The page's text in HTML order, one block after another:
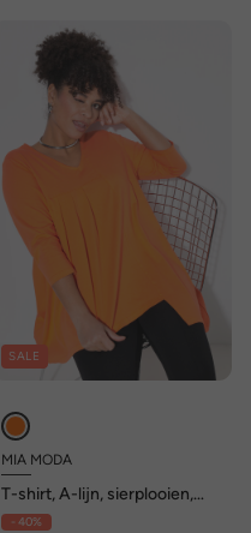
SALE
MIA MODA
T-shirt, A-lijn, sierplooien,
asymmetrische zoom
- 40%